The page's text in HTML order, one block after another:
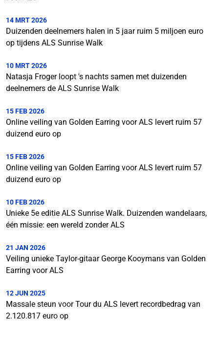
14 MRT 2026
Duizenden deelnemers halen in 5 jaar ruim 5 miljoen euro
op tijdens ALS Sunrise Walk
10 MRT 2026
Natasja Froger loopt 's nachts samen met duizenden
deelnemers de ALS Sunrise Walk
15 FEB 2026
Online veiling van Golden Earring voor ALS levert ruim 57
duizend euro op
15 FEB 2026
Online veiling van Golden Earring voor ALS levert ruim 57
duizend euro op
10 FEB 2026
Unieke 5e editie ALS Sunrise Walk. Duizenden wandelaars,
één missie: een wereld zonder ALS
21 JAN 2026
Veiling unieke Taylor-gitaar George Kooymans van Golden
Earring voor ALS
12 JUN 2025
Massale steun voor Tour du ALS levert recordbedrag van
2.120.817 euro op